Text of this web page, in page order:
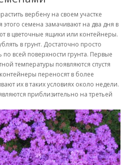
вербену на своем участке
этого семена замачивают на два дня в
в цветочные ящики или контейнеры.
в грунт. Достаточно просто
всей поверхности грунта. Первые
температуры появляются спустя
переносят в более
их в таких условиях около недели.
приблизительно на третьей